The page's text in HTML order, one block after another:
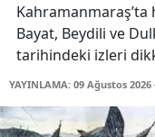
Kahramanmaraş’ta
Bayat, Beydili ve
tarihindeki izleri
YAYINLAMA: 09 Ağustos 2026